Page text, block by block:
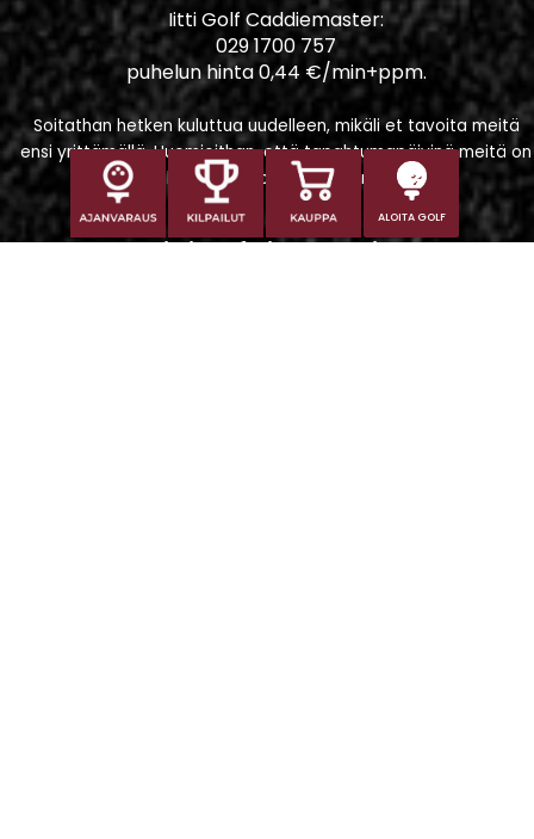
ALOITA GOLF
Iitti Golf Caddiemaster:
029 1700 757
puhelun hinta 0,44 €/min+ppm.
Soitathan hetken kuluttua uudelleen, mikäli et tavoita meitä
ensi yrittämällä. Huomioithan, että tapahtumapäivinä meitä on
vaikeampi tavoittaa puhelimitse.
Iitti Golf Niskaportti